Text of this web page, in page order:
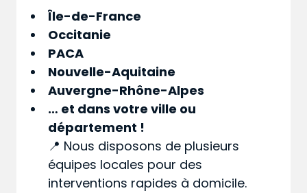
Île-de-France
Occitanie
PACA
Nouvelle-Aquitaine
Auvergne-Rhône-Alpes
… et dans votreville ou
département !
📍 Nous disposons de plusieurs
équipes locales pour des
interventions rapides à domicile.